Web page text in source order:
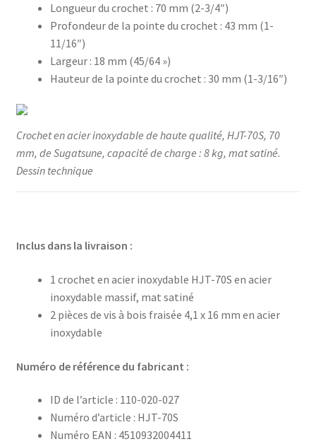
Longueur du crochet : 70 mm (2-3/4″)
Profondeur de la pointe du crochet : 43 mm (1-
11/16″)
Largeur : 18 mm (45/64 »)
Hauteur de la pointe du crochet : 30 mm (1-3/16″)
Crochet en acier inoxydable de haute qualité, HJT-70S, 70
mm, de Sugatsune, capacité de charge : 8 kg, mat satiné.
Dessin technique
Inclus dans la livraison :
1 crochet en acier inoxydable HJT-70S en acier
inoxydable massif, mat satiné
2 pièces de vis à bois fraisée 4,1 x 16 mm en acier
inoxydable
Numéro de référence du fabricant :
ID de l’article : 110-020-027
Numéro d’article : HJT-70S
Numéro EAN : 4510932004411